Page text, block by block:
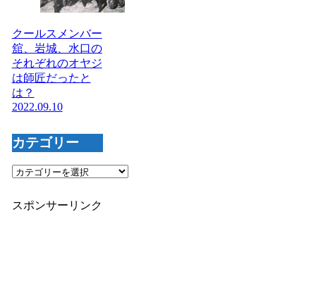
クールスメンバー
舘、岩城、水口の
それぞれのオヤジ
は師匠だったと
は？
2022.09.10
カテゴリー
カ
ゴ
スポンサーリンク